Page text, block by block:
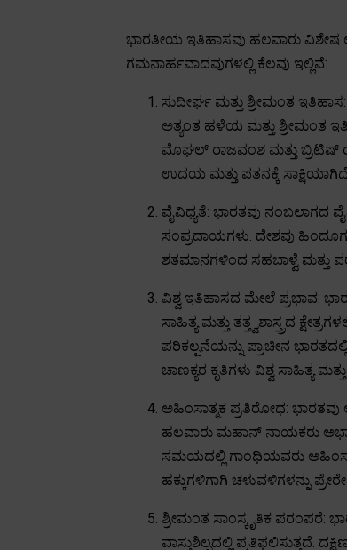
ಭಾರತೀಯ ಇತಿಹಾಸವು ಹಲವಾರು ವಿಶೇಷ
ಗಮನಾರ್ಹವಾದವುಗಳಲ್ಲಿ ಕೆಲವು ಇಲ್ಲಿವೆ:
ಸುದೀರ್ಘ ಮತ್ತು ಶ್ರೀಮಂತ
ಅತ್ಯಂತ ಹಳೆಯ ಮತ್ತು ಶ್ರೀಮಂತ
ಮೊಘಲ್ ರಾಜವಂಶ ಮತ್ತು ಬ್ರಿಟಿಷ್
ಉದಯ ಮತ್ತು ಪತನಕ್ಕೆ
ವೈವಿಧ್ಯತೆ: ಭಾರತವು ನಂಬಲಾಗದ
ಸಂಪ್ರದಾಯಗಳು. ದೇಶವು
ಶತಮಾನಗಳಿಂದ ಸಹಬಾಳ್ವೆ ಮತ್ತು
ವಿಶ್ವ ಇತಿಹಾಸದ ಮೇಲೆ ಪ್ರಭಾವ:
ಸಾಹಿತ್ಯ ಮತ್ತು ತತ್ತ್ವಶಾಸ್ತ್ರದ
ಪರಿಕಲ್ಪನೆಯನ್ನು ಪ್ರಾಚೀನ
ಚಾಣಕ್ಯರ ಕೃತಿಗಳು ವಿಶ್ವ ಸಾಹಿತ್ಯ
ಅಹಿಂಸಾತ್ಮಕ ಪ್ರತಿರೋಧ: ಭಾರತವು
ಹಲವಾರು ಮಹಾನ್ ನಾಯಕರು
ಸಮಯದಲ್ಲಿ ಗಾಂಧಿಯವರು
ಹಕ್ಕುಗಳಿಗಾಗಿ ಚಳುವಳಿಗಳನ್ನು
ಶ್ರೀಮಂತ ಸಾಂಸ್ಕೃತಿಕ ಪರಂಪರೆ:
ವಾಸ್ತುಶಿಲ್ಪದಲ್ಲಿ